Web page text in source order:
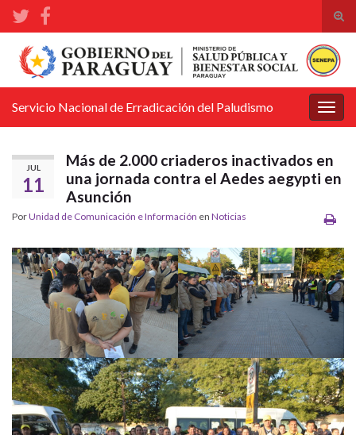
el
de
Search for:
la
Servicio Nacional de Erradicación del Paludismo
JUL
11
Más de 2.000 criaderos inactivados en
una jornada contra el Aedes aegypti en
Asunción
PorUnidad de Comunicación e Información en Noticias